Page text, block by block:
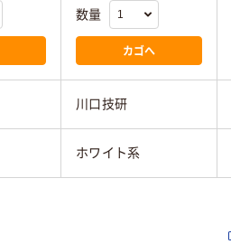
数量
カゴへ
川口技研
ホワイト系